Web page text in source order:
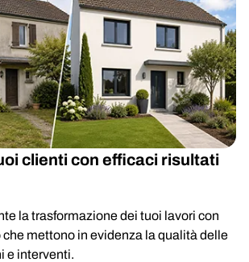
clienti con efficaci risultati
la trasformazione dei tuoi lavori con
mettono in evidenza la qualità delle
e interventi.